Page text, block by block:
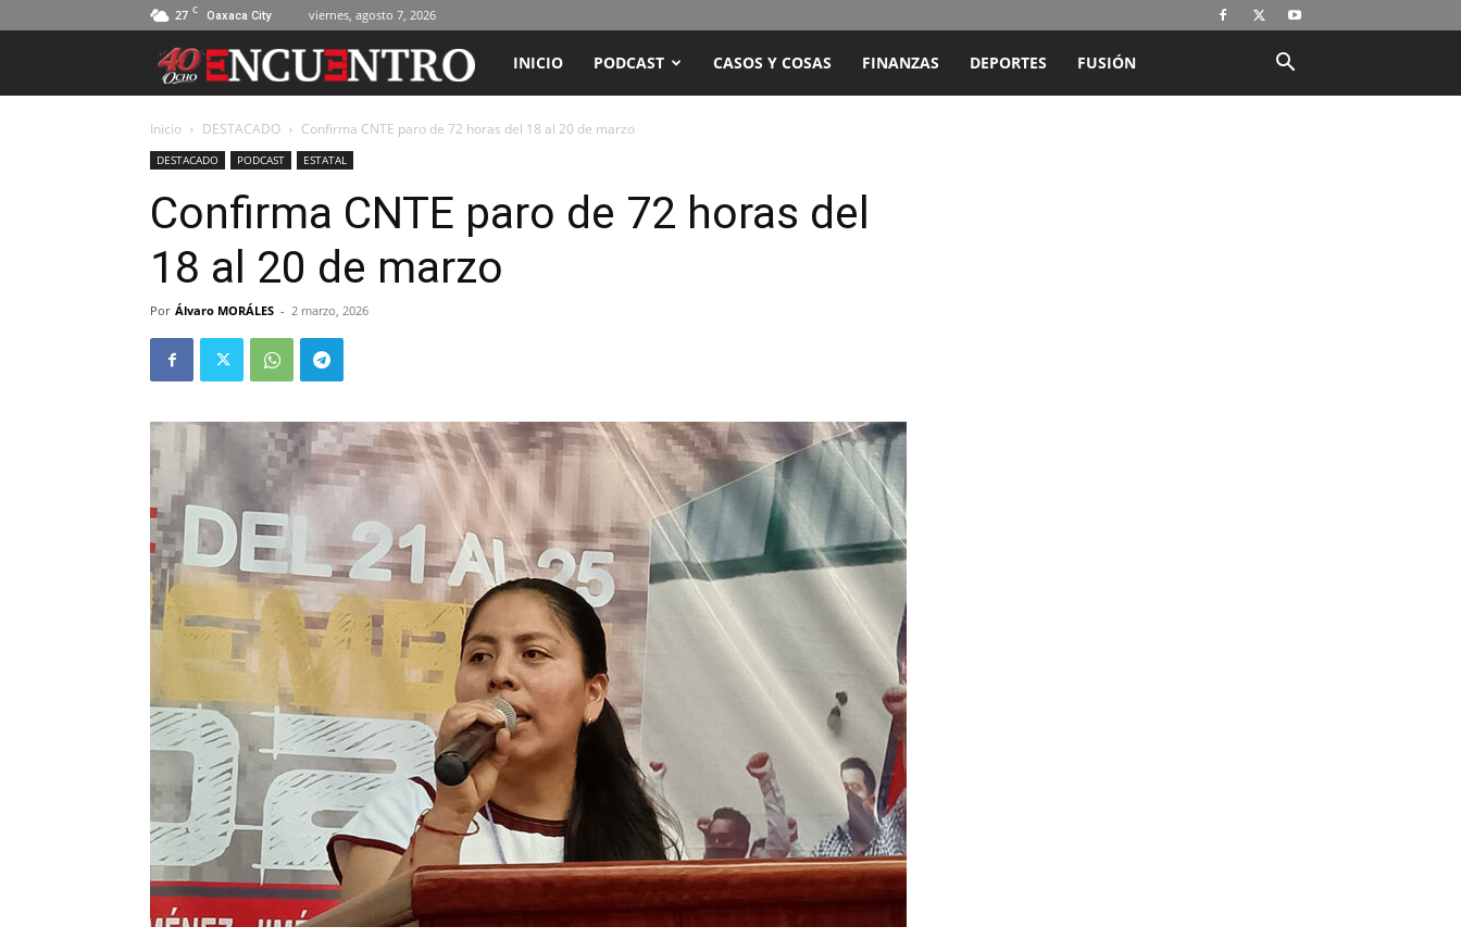
27 C Oaxaca City viernes, agosto 7, 2026
ENCUENTRO
RADIO
TELEVISIÓN
INICIO PODCAST CASOS Y COSAS FINANZAS DEPORTES FUSIÓN
Inicio DESTACADO Confirma CNTE paro de 72 horas del 18 al 20 de marzo
DESTACADO PODCAST ESTATAL
Confirma CNTE paro de 72 horas del
18 al 20 de marzo
Por Álvaro MORÁLES - 2 marzo, 2026